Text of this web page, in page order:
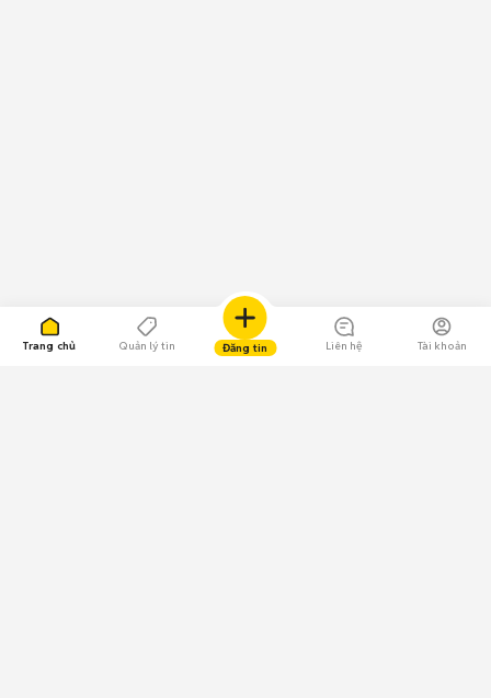
Trang chủ Quản lý tin Đăng tin Liên hệ Tài khoản